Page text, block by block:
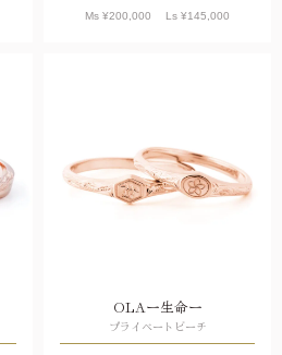
Ms ¥200,000 Ls ¥145,000
OLAー生命ー
プライベートビーチ